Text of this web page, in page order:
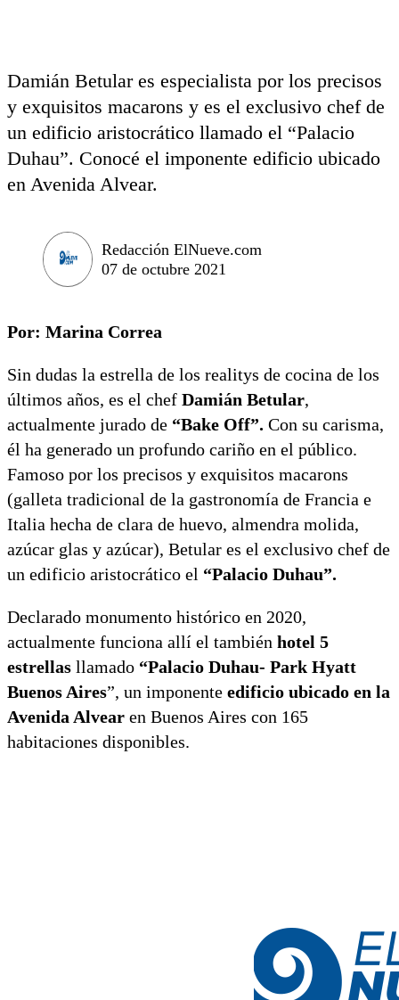
Damián Betular es especialista por los precisos
y exquisitos macarons y es el exclusivo chef de
un edificio aristocrático llamado el “Palacio
Duhau”. Conocé el imponente edificio ubicado
en Avenida Alvear.
Redacción ElNueve.com
07 de octubre 2021
Por: Marina Correa
Sin dudas la estrella de los realitys de cocina de los
últimos años, es el chef Damián Betular,
actualmente jurado de “Bake Off”. Con su carisma,
él ha generado un profundo cariño en el público.
Famoso por los precisos y exquisitos macarons
(galleta tradicional de la gastronomía de Francia e
Italia hecha de clara de huevo, almendra molida,
azúcar glas y azúcar), Betular es el exclusivo chef de
un edificio aristocrático el “Palacio Duhau”.
Declarado monumento histórico en 2020,
actualmente funciona allí el también hotel 5
estrellas llamado “Palacio Duhau- Park Hyatt
Buenos Aires”, un imponente edificio ubicado en la
Avenida Alvear en Buenos Aires con 165
habitaciones disponibles.